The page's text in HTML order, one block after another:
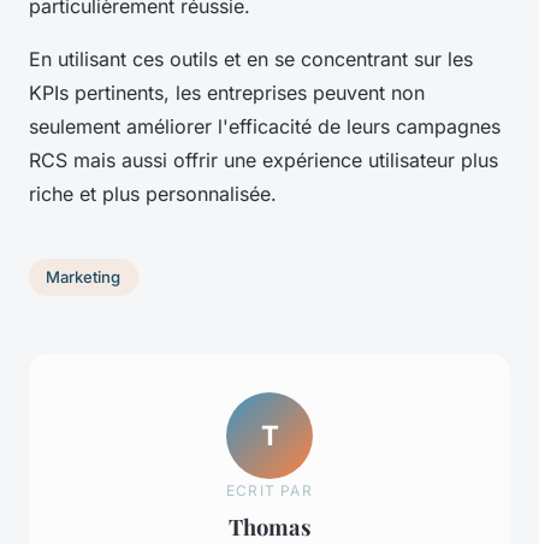
particulièrement réussie.
En utilisant ces outils et en se concentrant sur les
KPIs pertinents, les entreprises peuvent non
seulement améliorer l'efficacité de leurs campagnes
RCS mais aussi offrir une expérience utilisateur plus
riche et plus personnalisée.
Marketing
T
ECRIT PAR
Thomas